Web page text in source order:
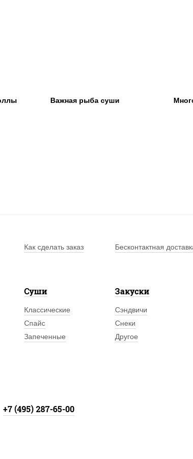
Важная рыба суши
Как сделать заказ Бесконтактная
Суши
Классические
Спайс
Запеченные
Закуски
Сэндвичи
Снеки
Другое
+7 (495) 287-65-00